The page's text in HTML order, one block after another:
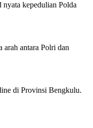
nyata kepedulian Polda
arah antara Polri dan
di Provinsi Bengkulu.